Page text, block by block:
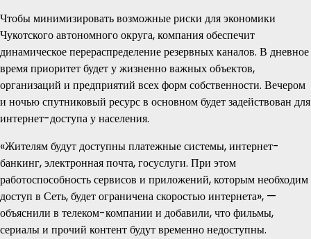
Чтобы минимизировать возможные риски для экономики
Чукотского автономного округа, компания обеспечит
динамическое перераспределение резервных каналов. В дневное
время приоритет будет у жизненно важных объектов,
организаций и предприятий всех форм собственности. Вечером
и ночью спутниковый ресурс в основном будет задействован для
интернет-доступа у населения.
«Жителям будут доступны платежные системы, интернет-
банкинг, электронная почта, госуслуги. При этом
работоспособность сервисов и приложений, которым необходим
доступ в Сеть, будет ограничена скоростью интернета», —
объяснили в телеком-компании и добавили, что фильмы,
сериалы и прочий контент будут временно недоступны.